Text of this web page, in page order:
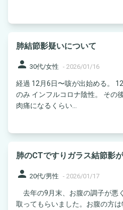
肺結節影疑いについて
person 30代/女性 - 2026/01/16
経過 12月6日〜咳が出始める。 12月11日〜発熱38度程度1日
のみ インフルコロナ陰性。 その
肉痛になるくらい...
肺のCTですりガラス結節影
person 20代/男性 - 2026/01/17
去年の9月末、お腹の調子が悪
取ってもらいました。お腹の方